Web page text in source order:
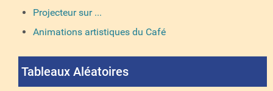
Projecteur sur ...
Animations artistiques du Café
Tableaux Aléatoires